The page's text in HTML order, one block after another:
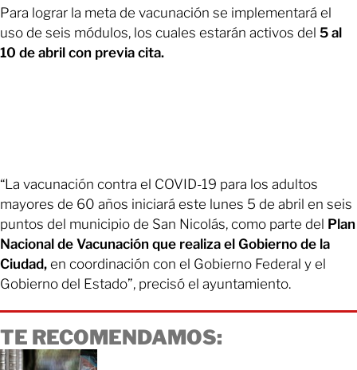
Para lograr la meta de vacunación se implementará el
uso de seis módulos, los cuales estarán activos del 5 al
10 de abril con previa cita.
“La vacunación contra el COVID-19 para los adultos
mayores de 60 años iniciará este lunes 5 de abril en seis
puntos del municipio de San Nicolás, como parte del Plan
Nacional de Vacunación que realiza el Gobierno de la
Ciudad, en coordinación con el Gobierno Federal y el
Gobierno del Estado”, precisó el ayuntamiento.
TE RECOMENDAMOS: